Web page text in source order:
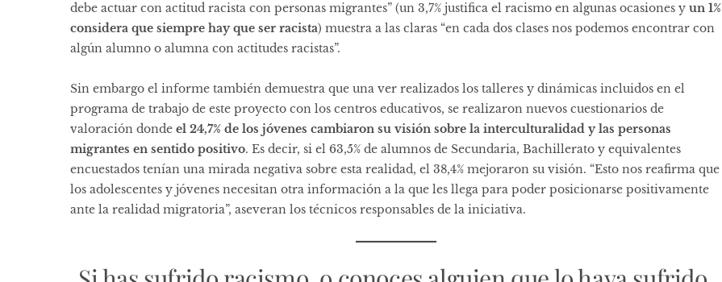
debe actuar con actitud racista con personas migrantes” (un 3,7% justifica el racismo en algunas ocasiones y un 1%
considera que siempre hay que ser racista) muestra a las claras “en cada dos clases nos podemos encontrar con
algún alumno o alumna con actitudes racistas”.
Sin embargo el informe también demuestra que una ver realizados los talleres y dinámicas incluidos en el
programa de trabajo de este proyecto con los centros educativos, se realizaron nuevos cuestionarios de
valoración donde el 24,7% de los jóvenes cambiaron su visión sobre la interculturalidad y las personas
migrantes en sentido positivo. Es decir, si el 63,5% de alumnos de Secundaria, Bachillerato y equivalentes
encuestados tenían una mirada negativa sobre esta realidad, el 38,4% mejoraron su visión. “Esto nos reafirma que
los adolescentes y jóvenes necesitan otra información a la que les llega para poder posicionarse positivamente
ante la realidad migratoria”, aseveran los técnicos responsables de la iniciativa.